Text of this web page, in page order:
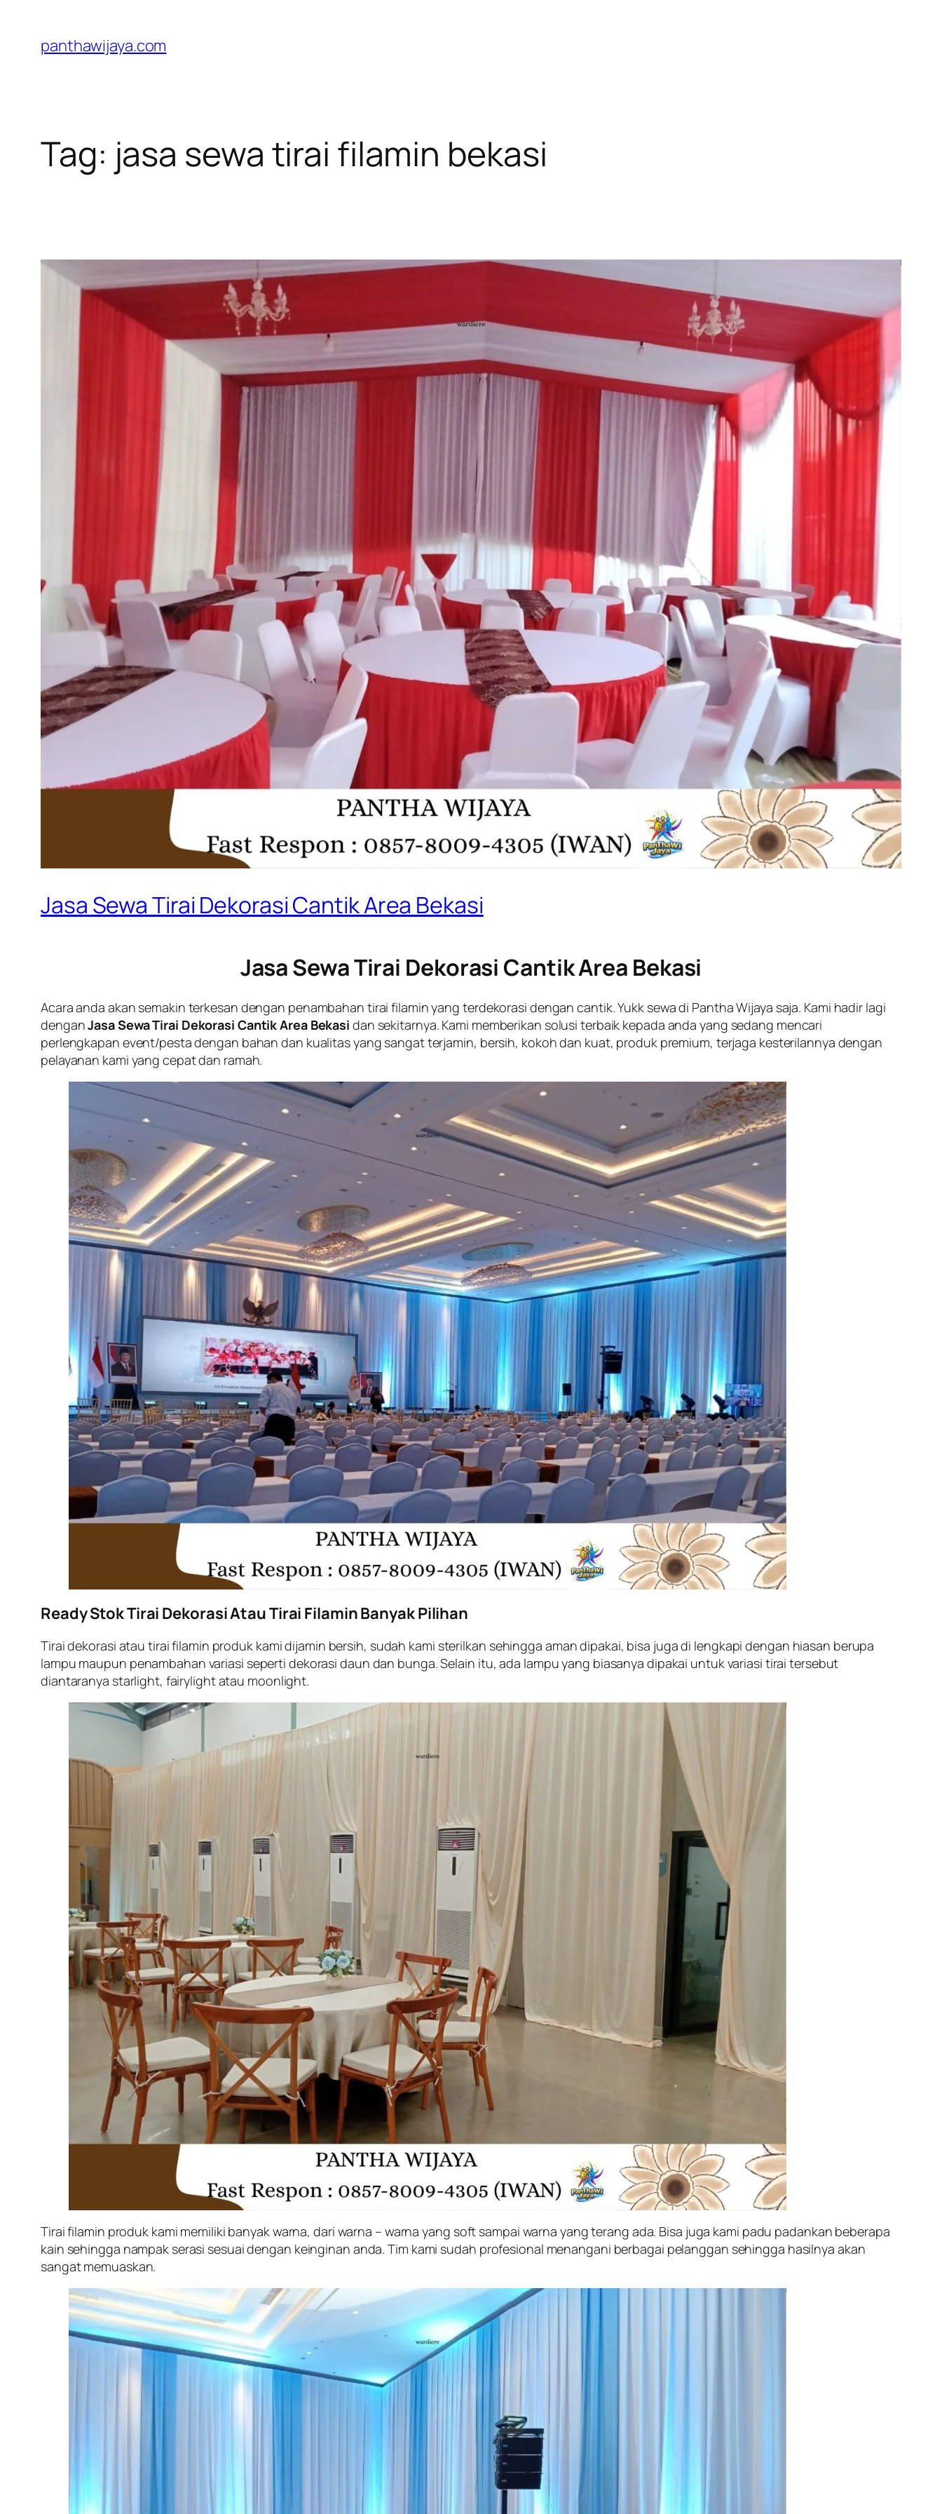
konten
panthawijaya.com
Tag: jasa sewa tirai filamin bekasi
Jasa Sewa Tirai Dekorasi Cantik Area Bekasi
Jasa Sewa Tirai Dekorasi Cantik Area Bekasi
Acara anda akan semakin terkesan dengan penambahan tirai filamin yang terdekorasi dengan cantik. Yukk sewa di Pantha Wijaya saja. Kami hadir lagi
denganJasa Sewa Tirai Dekorasi Cantik Area Bekasi dan sekitarnya. Kami memberikan solusi terbaik kepada anda yang sedang mencari
perlengkapan event/pesta dengan bahan dan kualitas yang sangat terjamin, bersih, kokoh dan kuat, produk premium, terjaga kesterilannya dengan
pelayanan kami yang cepat dan ramah.
Ready Stok Tirai Dekorasi Atau Tirai Filamin Banyak Pilihan
Tirai dekorasi atau tirai filamin produk kami dijamin bersih, sudah kami sterilkan sehingga aman dipakai, bisa juga di lengkapi dengan hiasan berupa
lampu maupun penambahan variasi seperti dekorasi daun dan bunga. Selain itu, ada lampu yang biasanya dipakai untuk variasi tirai tersebut
diantaranya starlight, fairylight atau moonlight.
Tirai filamin produk kami memiliki banyak warna, dari warna – warna yang soft sampai warna yang terang ada. Bisa juga kami padu padankan beberapa
kain sehingga nampak serasi sesuai dengan keinginan anda. Tim kami sudah profesional menangani berbagai pelanggan sehingga hasilnya akan
sangat memuaskan.